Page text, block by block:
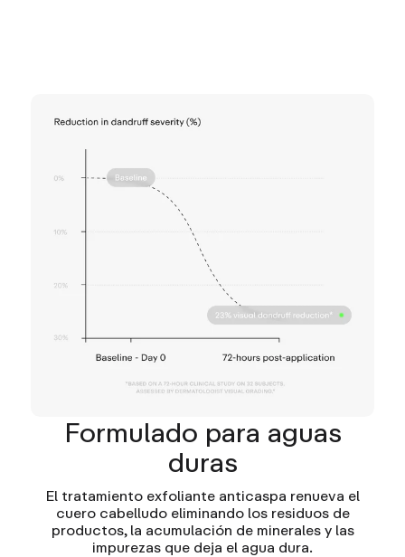
Formulado para aguas
duras
El tratamiento exfoliante anticaspa renueva el
cuero cabelludo eliminando los residuos de
productos, la acumulación de minerales y las
impurezas que deja el agua dura.